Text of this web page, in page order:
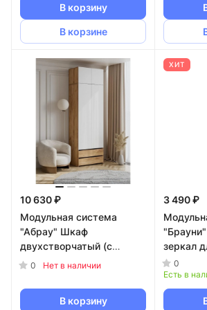
В корзину
В корзине
10 630 ₽
Модульная система
"Абрау" Шкаф
двухстворчатый (с
ящиками) (Дуб Золотой/
0 Нет в наличии
В корзину
ХИТ
3 490 ₽
зеркал
(1,5м)
0
Есть в